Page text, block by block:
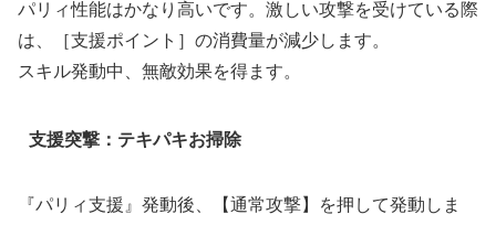
パリィ性能はかなり高いです。激しい攻撃を受けている際
は、［支援ポイント］の消費量が減少します。
スキル発動中、無敵効果を得ます。
支援突撃：テキパキお掃除
『パリィ支援』発動後、【通常攻撃】を押して発動しま